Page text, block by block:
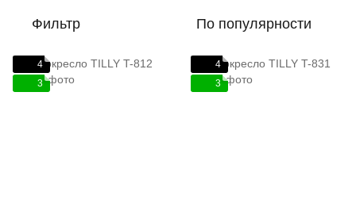
Фильтр По популярности
4
3
4
3